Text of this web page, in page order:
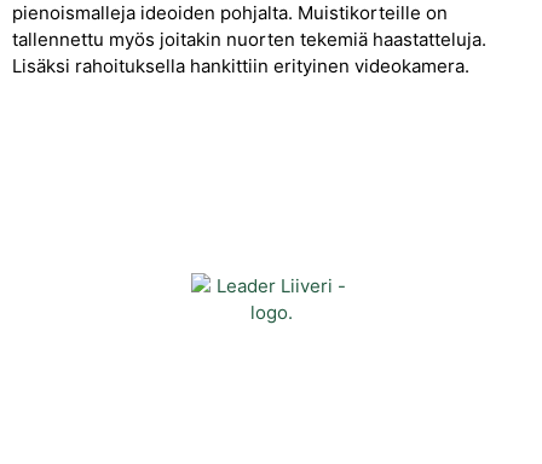
pienoismalleja ideoiden pohjalta. Muistikorteille on
tallennettu myös joitakin nuorten tekemiä haastatteluja.
Lisäksi rahoituksella hankittiin erityinen videokamera.